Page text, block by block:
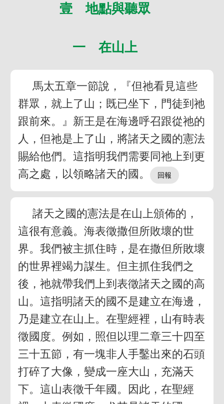
壹 地點與聽眾
一 在山上
馬太五章一節說，『但祂看見這些
群眾，就上了山；既已坐下，門徒到祂
跟前來。』新王是在海邊呼召跟從祂的
人，但祂是上了山，將諸天之國的憲法
賜給他們。這指明我們需要同祂上到更
高之處，以領略諸天的國。
諸天之國的憲法是在山上頒佈的，
這很有意義。海表徵撒但所敗壞的世
界。我們被主抓住時，是在撒但所敗壞
的世界裡竭力謀生。但主抓住我們之
後，祂就帶我們上到表徵諸天之國的高
山。這指明諸天的國不是建立在海邊，
乃是建立在山上。在聖經裡，山有時表
徵國度。例如，照但以理二章三十四至
三十五節，有一塊非人手鑿出來的石頭
打碎了大像，變成一座大山，充滿天
下。這山表徵千年國。因此，在聖經